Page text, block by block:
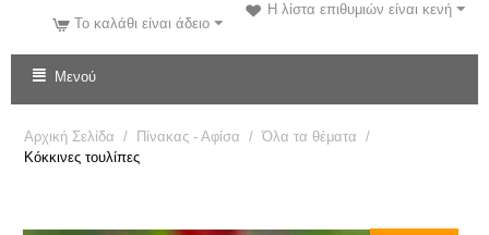
Η λίστα επιθυμιών είναι κενή
Το καλάθι είναι άδειο
Μενού
Αρχική Σελίδα / Πίνακας - Αφίσα / Όλα τα θέματα /
Κόκκινες τουλίπες